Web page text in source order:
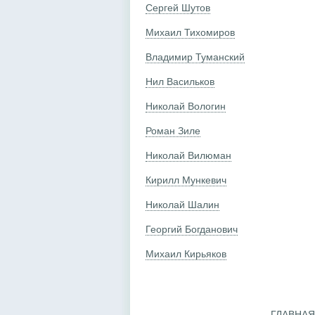
Сергей Шутов
Михаил Тихомиров
Владимир Туманский
Нил Васильков
Николай Вологин
Роман Зиле
Николай Вилюман
Кирилл Мункевич
Николай Шалин
Георгий Богданович
Михаил Кирьяков